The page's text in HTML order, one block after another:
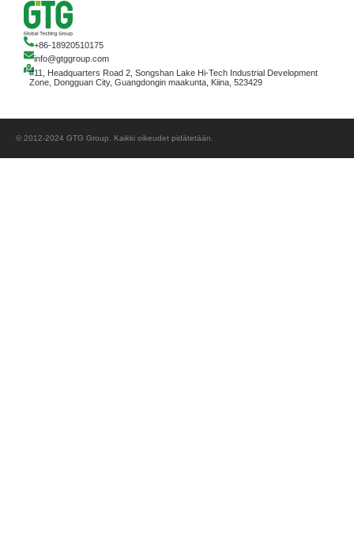
+86-18920510175
info@gtggroup.com
#11, Headquarters Road 2, Songshan Lake Hi-Tech Industrial Development
Zone, Dongguan City, Guangdongin maakunta, Kiina, 523429
© 2012-2024 GTG Group. Kaikki oikeudet pidätetään.